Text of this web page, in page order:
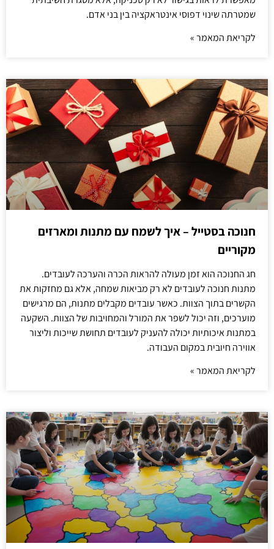
שמטרתה שינוי דפוסי אינטראקציה בין בני אדם.
לקריאת המאמר »
חנוכה בסטייל – איך לשמח עם מתנות ומארזים
מקוריים
חג החנוכה הוא זמן מעולה להראות הכרה והערכה לעובדים.
מתנות חנוכה לעובדים לא רק מביאות שמחה, אלא גם מחזקות את
הקשרים בתוך הצוות. כאשר עובדים מקבלים מתנות, הם מרגישים
מוערכים, וזה יכול לשפר את המורל והמחויבות של הצוות. השקעה
במתנות איכותיות יכולה להעניק לעובדים תחושת שייכות וליצור
אווירה חיובית במקום העבודה.
לקריאת המאמר »